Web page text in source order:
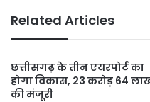
Related Articles
छत्तीसगढ़ के तीन एयरपोर्ट का
होगा विकास, 23 करोड़ 64
की मंजूरी